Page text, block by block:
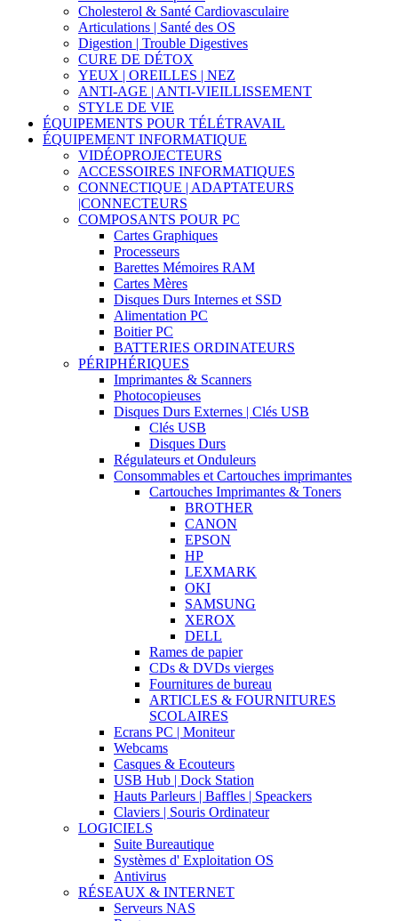
Cholesterol & Santé Cardiovasculaire
Articulations | Santé des OS
Digestion | Trouble Digestives
CURE DE DÉTOX
YEUX | OREILLES | NEZ
ANTI-AGE | ANTI-VIEILLISSEMENT
STYLE DE VIE
ÉQUIPEMENTS POUR TÉLÉTRAVAIL
ÉQUIPEMENT INFORMATIQUE
VIDÉOPROJECTEURS
ACCESSOIRES INFORMATIQUES
CONNECTIQUE | ADAPTATEURS
|CONNECTEURS
COMPOSANTS POUR PC
Cartes Graphiques
Processeurs
Barettes Mémoires RAM
Cartes Mères
Disques Durs Internes et SSD
Alimentation PC
Boitier PC
BATTERIES ORDINATEURS
PÉRIPHÉRIQUES
Imprimantes & Scanners
Photocopieuses
Disques Durs Externes | Clés USB
Clés USB
Disques Durs
Régulateurs et Onduleurs
Consommables et Cartouches imprimantes
Cartouches Imprimantes & Toners
BROTHER
CANON
EPSON
HP
LEXMARK
OKI
SAMSUNG
XEROX
DELL
Rames de papier
CDs & DVDs vierges
Fournitures de bureau
ARTICLES & FOURNITURES
SCOLAIRES
Ecrans PC | Moniteur
Webcams
Casques & Ecouteurs
USB Hub | Dock Station
Hauts Parleurs | Baffles | Speackers
Claviers | Souris Ordinateur
LOGICIELS
Suite Bureautique
Systèmes d' Exploitation OS
Antivirus
RÉSEAUX & INTERNET
Serveurs NAS